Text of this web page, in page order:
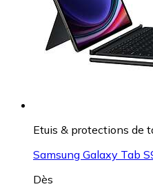
Etuis & protections de
Samsung Galaxy Tab
Dès